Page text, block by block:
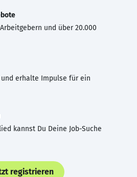
und über 20.000
erhalte Impulse für ein
kannst Du Deine Job-Suche
registrieren